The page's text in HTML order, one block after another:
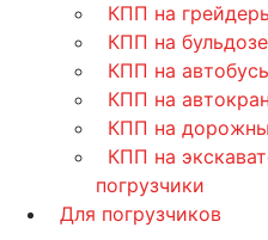
КПП на
КПП на
КПП на
КПП на
КПП на
КПП на
погрузчики
Для погрузчиков